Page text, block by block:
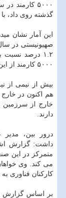
گذشته روی داد،
این آمار نشان
۵۰۰۰ کارمند از این بخش است.
بیش از نیمی از
دارند.
درور بین، مدیر
داشت: گزارش
متمرکز در این
می کند. وی
کارکنان فناوری
بر اساس گزارش